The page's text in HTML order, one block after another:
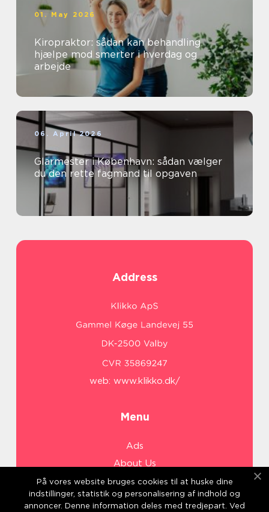
01. May 2026
Kiropraktor: sådan kan behandling
hjælpe mod smerter i hverdag og
arbejde
06. April 2026
Glarmester i København: sådan vælger
du den rette fagmand til opgaven
Address
web: www.klikko.dk/
Menu
Ads
About Us
Cookies
Contact
På vores website bruges cookies til at huske dine
indstillinger, statistik og personalisering af indhold og
annoncer. Denne information deles med tredjepart. Ved